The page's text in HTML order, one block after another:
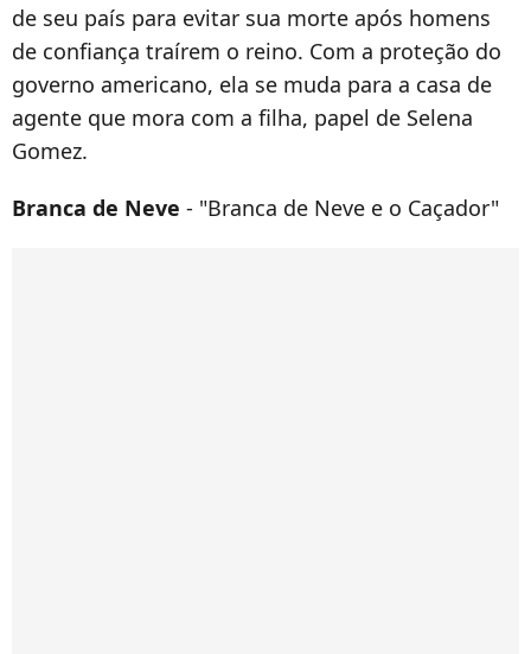
de seu país para evitar sua morte após homens
de confiança traírem o reino. Com a proteção do
governo americano, ela se muda para a casa de
agente que mora com a filha, papel de Selena
Gomez.
Branca de Neve - "Branca de Neve e o Caçador"